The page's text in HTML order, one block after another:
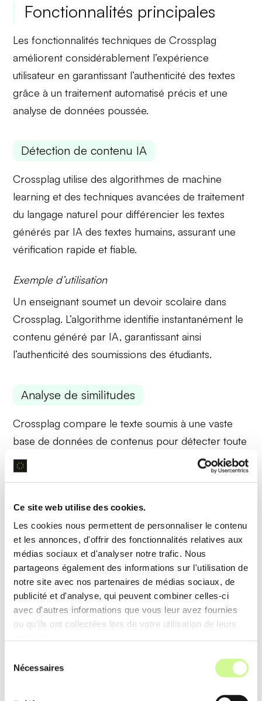
Ce site web utilise des cookies.
Les cookies nous permettent de personnaliser le contenu
et les annonces, d'offrir des fonctionnalités relatives aux
médias sociaux et d'analyser notre trafic. Nous
partageons également des informations sur l'utilisation de
notre site avec nos partenaires de médias sociaux, de
publicité et d'analyse, qui peuvent combiner celles-ci
avec d'autres informations que vous leur avez fournies
ou qu'ils ont collectées lors de votre utilisation de leurs
Nécessaires
Fonctionnalités principales
Les fonctionnalités techniques de Crossplag
améliorent considérablement l’expérience
utilisateur en garantissant l’authenticité des textes
grâce à un traitement automatisé précis et une
analyse de données poussée.
Détection de contenu IA
Crossplag utilise desalgorithmes de machine
learning et des techniques avancées detraitement
du langage naturel pour différencier les textes
générés par IA des textes humains, assurant une
vérification rapide et fiable.
Exemple d’utilisation
Un enseignant soumet un devoir scolaire dans
Crossplag. L’algorithme identifie instantanément le
contenu généré par IA, garantissant ainsi
l’authenticité des soumissions des étudiants.
Analyse de similitudes
Crossplag compare le texte soumis à une vaste
base de données de contenus pour détecter toute
similarité, utilisant des méthodes avancées
d’analyse de données
Exemple d’utilisation
Un rédacteur de contenu soumet un article pour
vérification. Crossplag détecte toute
ressemblance avec des textes existants, aidant à
vérifier que l’article est libre de plagiat avant
publication.